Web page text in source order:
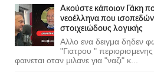
Ακούστε κάποιον Γάκη
νεοέλληνα που
στοιχειώδους λογικής
Αλλο ενα δειγμα δηδεν
"Γιατρου "
φαινεται οταν μιλανε για "ναζι" κ...